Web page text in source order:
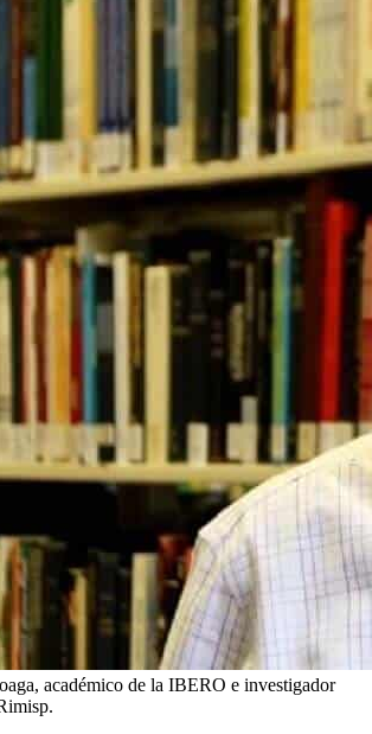
académico de la IBERO e investigador